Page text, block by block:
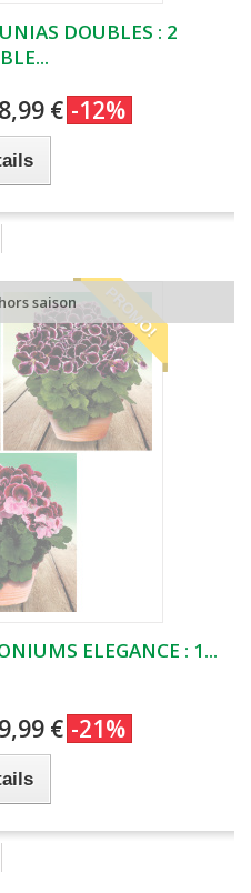
DOUBLES : 2
€ -12%
saison PROMO!
ELEGANCE : 1...
€ -21%